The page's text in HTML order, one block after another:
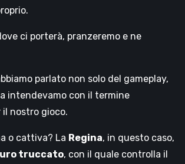
ci porterà, pranzeremo e ne
parlato non solo del gameplay,
intendevamo con il termine
il nostro gioco.
o cattiva? La Regina, in questo caso,
truccato, con il quale controlla il